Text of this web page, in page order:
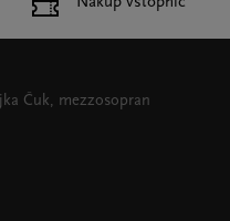
Čuk, mezzosopran